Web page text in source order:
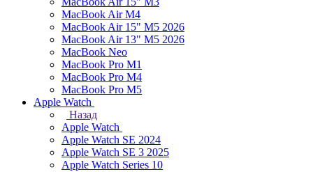
MacBook Air M4
MacBook Air 15" М5 2026
MacBook Air 13" М5 2026
MacBook Neo
MacBook Pro M1
MacBook Pro M4
MacBook Pro M5
Apple Watch
Назад
Apple Watch
Apple Watch SE 2024
Apple Watch SE 3 2025
Apple Watch Series 10